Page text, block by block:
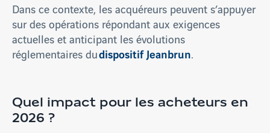
Dans ce contexte, les acquéreurs peuvent s’appuyer
sur des opérations répondant aux exigences
actuelles et anticipant les évolutions
réglementaires dudispositif Jeanbrun.
Quel impact pour les acheteurs en
2026 ?